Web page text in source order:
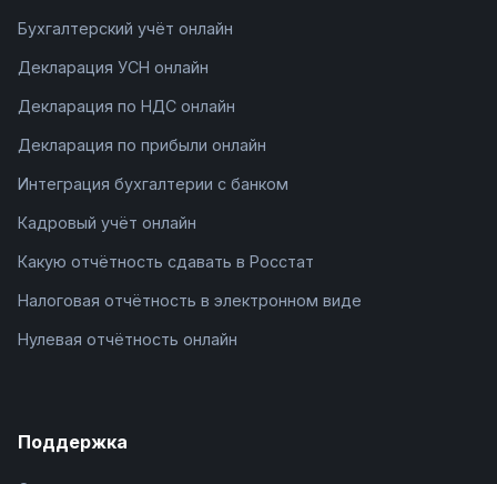
Бухгалтерский учёт онлайн
Декларация УСН онлайн
Декларация по НДС онлайн
Декларация по прибыли онлайн
Интеграция бухгалтерии с банком
Кадровый учёт онлайн
Какую отчётность сдавать в Росстат
Налоговая отчётность в электронном виде
Нулевая отчётность онлайн
Поддержка